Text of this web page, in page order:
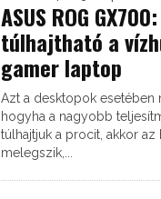
ASUS ROG
túlhajtható a
gamer laptop
Azt a desktopok esetében
hogyha a nagyobb
túlhajtjuk a procit, akkor
melegszik,...